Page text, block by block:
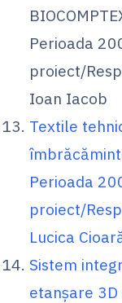
Perioada
proiect/
Ioan Iacob
Textile
Perioada
proiect/
Lucica
Sistem
etanşare